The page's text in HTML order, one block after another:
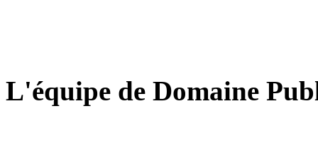
L'équipe de Domaine